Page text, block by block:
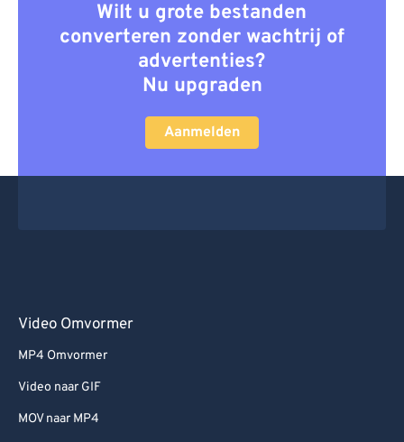
Wilt u grote bestanden
converteren zonder wachtrij of
advertenties?
Nu upgraden
Aanmelden
Video Omvormer
MP4 Omvormer
Video naar GIF
MOV naar MP4